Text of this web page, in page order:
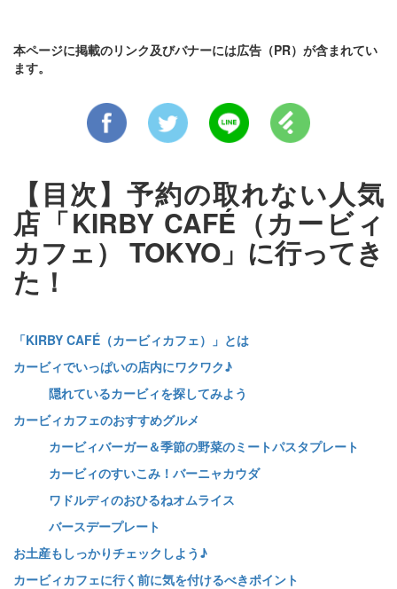
本ページに掲載のリンク及びバナーには広告（PR）が含まれてい
ます。
【目次】予約の取れない人気
店「KIRBY CAFÉ（カービィ
カフェ） TOKYO」に行ってき
た！
「KIRBY CAFÉ（カービィカフェ）」とは
カービィでいっぱいの店内にワクワク♪
隠れているカービィを探してみよう
カービィカフェのおすすめグルメ
カービィバーガー＆季節の野菜のミートパスタプレート
カービィのすいこみ！バーニャカウダ
ワドルディのおひるねオムライス
バースデープレート
お土産もしっかりチェックしよう♪
カービィカフェに行く前に気を付けるべきポイント